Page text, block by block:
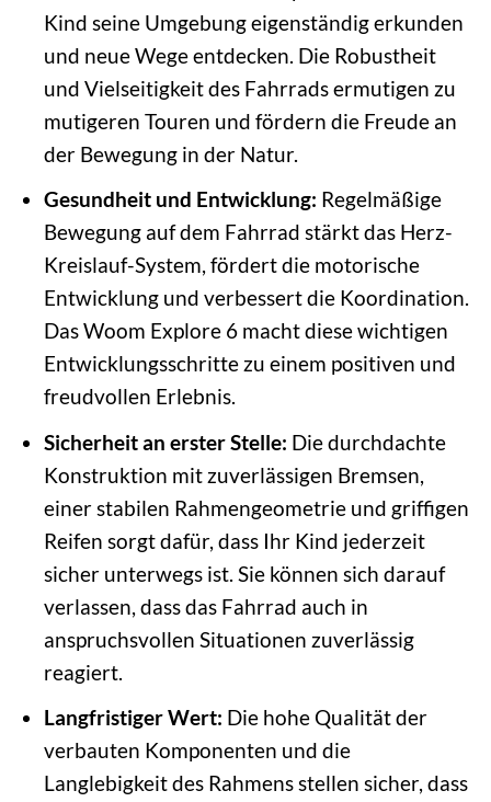
Kind seine Umgebung eigenständig erkunden
und neue Wege entdecken. Die Robustheit
und Vielseitigkeit des Fahrrads ermutigen zu
mutigeren Touren und fördern die Freude an
der Bewegung in der Natur.
Gesundheit und Entwicklung: Regelmäßige
Bewegung auf dem Fahrrad stärkt das Herz-
Kreislauf-System, fördert die motorische
Entwicklung und verbessert die Koordination.
Das Woom Explore 6 macht diese wichtigen
Entwicklungsschritte zu einem positiven und
freudvollen Erlebnis.
Sicherheit an erster Stelle: Die durchdachte
Konstruktion mit zuverlässigen Bremsen,
einer stabilen Rahmengeometrie und griffigen
Reifen sorgt dafür, dass Ihr Kind jederzeit
sicher unterwegs ist. Sie können sich darauf
verlassen, dass das Fahrrad auch in
anspruchsvollen Situationen zuverlässig
reagiert.
Langfristiger Wert: Die hohe Qualität der
verbauten Komponenten und die
Langlebigkeit des Rahmens stellen sicher, dass